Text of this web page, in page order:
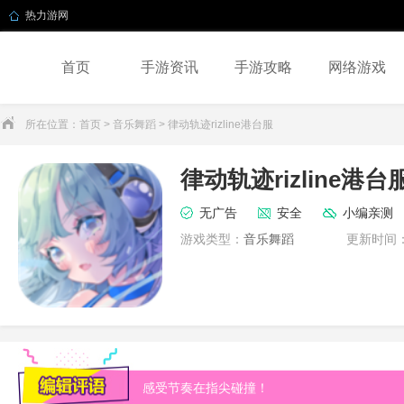
热力游网
首页 手游资讯 手游攻略 网络游戏
所在位置： 首页 > 音乐舞蹈 > 律动轨迹rizline港台服
律动轨迹rizline港台
无广告 安全
小编亲测
游戏类型： 音乐舞蹈 更新时间
感受节奏在指尖碰撞！